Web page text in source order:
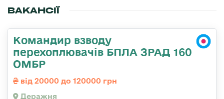
ВАКАНСІЇ
Командир взводу
перехоплювачів БПЛА ЗРАД 160
ОМБР
від 20000 до 120000 грн
Деражня